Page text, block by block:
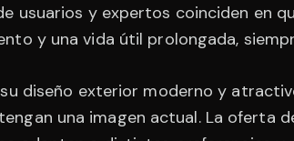
usuarios y expertos coinciden en
y una vida útil prolongada,
diseño exterior moderno y
una imagen actual. La oferta